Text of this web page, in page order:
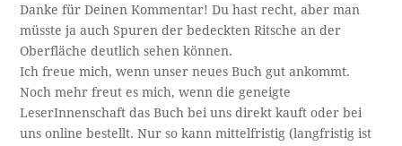
Danke für Deinen Kommentar! Du hast recht, aber man
müsste ja auch Spuren der bedeckten Ritsche an der
Oberfläche deutlich sehen können.
Ich freue mich, wenn unser neues Buch gut ankommt.
Noch mehr freut es mich, wenn die geneigte
LeserInnenschaft das Buch bei uns direkt kauft oder bei
uns online bestellt. Nur so kann mittelfristig (langfristig ist